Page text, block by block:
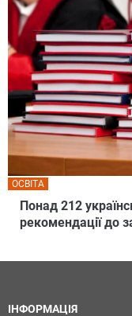
Понад 212
рекомендації до
ОСВІТА
ІНФОРМАЦІЯ